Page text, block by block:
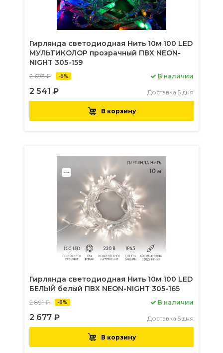
Гирлянда светодиодная Нить 10м 100 LED
МУЛЬТИКОЛОР прозрачный ПВХ NEON-
NIGHT 305-159
2 693 ₽ -6%
2 541 ₽
В наличии
Доставка 5 дня
В корзину
Гирлянда светодиодная Нить 10м 100 LED
БЕЛЫЙ белый ПВХ NEON-NIGHT 305-165
2 891 ₽ -8%
2 677 ₽
В наличии
Доставка 5 дня
В корзину